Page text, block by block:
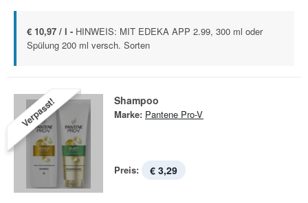
€ 10,97 / l - HINWEIS: MIT EDEKA APP 2.99, 300 ml oder
Spülung 200 ml versch. Sorten
Verpasst! Shampoo
Marke: Pantene Pro-V
Preis: € 3,29